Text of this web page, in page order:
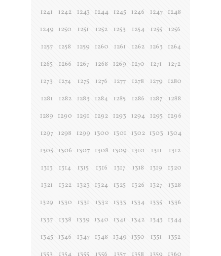
1241
1242 1243 1244 1245 1246 1247
1248
1249
1250 1251 1252 1253 1254 1255
1256
1257
1258 1259 1260 1261 1262 1263
1264
1265
1266 1267 1268 1269 1270 1271
1272
1273
1274 1275 1276 1277 1278 1279
1280
1281
1282 1283 1284 1285 1286 1287
1288
1289
1290 1291 1292 1293 1294 1295
1296
1297
1298 1299 1300 1301 1302 1303 1304
1305
1306 1307 1308 1309 1310 1311
1312
1313
1314 1315 1316 1317 1318 1319
1320
1321
1322 1323 1324 1325 1326 1327
1328
1329
1330 1331 1332 1333 1334 1335
1336
1337
1338 1339 1340 1341 1342 1343
1344
1345
1346 1347 1348 1349 1350 1351
1352